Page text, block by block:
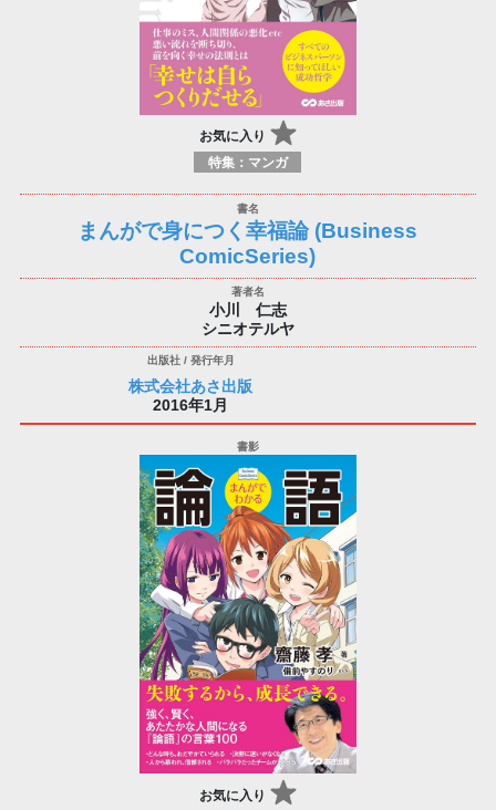
お気に入り
特集：マンガ
まんがで身につく幸福論 (Business
ComicSeries)
小川 仁志
シニオテルヤ
株式会社あさ出版
2016年1月
お気に入り